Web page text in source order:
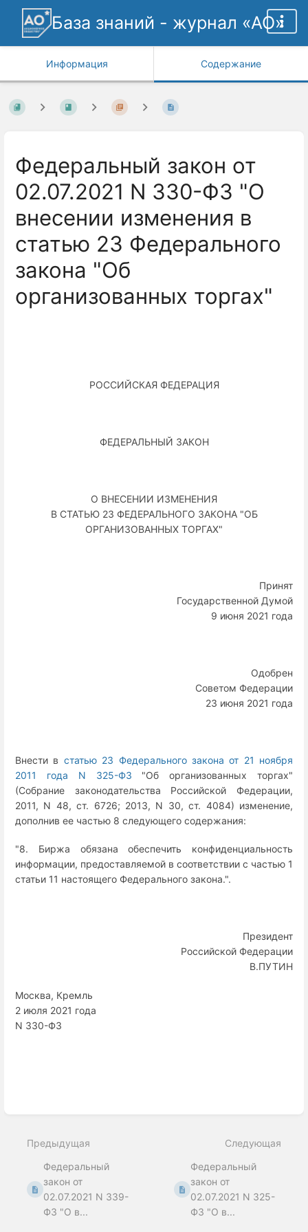
База знаний - журнал «АО»
Информация Содержание
Федеральный закон от
02.07.2021 N 330-ФЗ "О
внесении изменения в
статью 23 Федерального
закона "Об
организованных торгах"
РОССИЙСКАЯ ФЕДЕРАЦИЯ
ФЕДЕРАЛЬНЫЙ ЗАКОН
О ВНЕСЕНИИ ИЗМЕНЕНИЯ
В СТАТЬЮ 23 ФЕДЕРАЛЬНОГО ЗАКОНА "ОБ
ОРГАНИЗОВАННЫХ ТОРГАХ"
Принят
Государственной Думой
9 июня 2021 года
Одобрен
Советом Федерации
23 июня 2021 года
Внести в статью 23 Федерального закона от 21 ноября
2011 года N 325-ФЗ "Об организованных торгах"
(Собрание законодательства Российской Федерации,
2011, N 48, ст. 6726; 2013, N 30, ст. 4084) изменение,
дополнив ее частью 8 следующего содержания:
"8. Биржа обязана обеспечить конфиденциальность
информации, предоставляемой в соответствии с частью 1
статьи 11 настоящего Федерального закона.".
Президент
Российской Федерации
В.ПУТИН
Москва, Кремль
2 июля 2021 года
N 330-ФЗ
mode
Предыдущая
Федеральный
закон от
02.07.2021 N 339-
ФЗ "О в...
Следующая
Федеральный
закон от
02.07.2021 N 325-
ФЗ "О в...